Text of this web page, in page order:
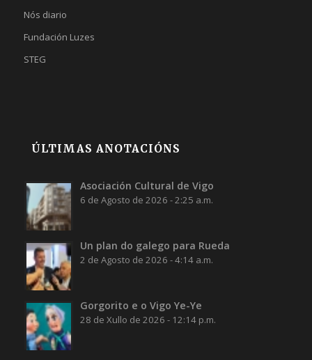
Nós diario
Fundación Luzes
STEG
ÚLTIMAS ANOTACIÓNS
Asociación Cultural de Vigo
6 de Agosto de 2026 - 2:25 a.m.
Un plan do galego para Rueda
2 de Agosto de 2026 - 4:14 a.m.
Gorgorito e o Vigo Ye-Ye
28 de Xullo de 2026 - 12:14 p.m.